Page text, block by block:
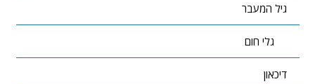
גיל המעבר
גלי חום
דיכאון